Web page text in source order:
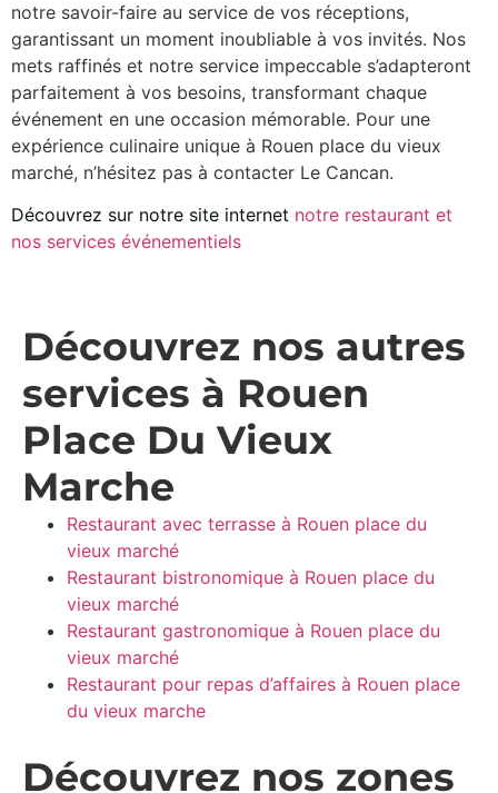
notre savoir-faire au service de vos réceptions,
garantissant un moment inoubliable à vos invités. Nos
mets raffinés et notre service impeccable s’adapteront
parfaitement à vos besoins, transformant chaque
événement en une occasion mémorable. Pour une
expérience culinaire unique à Rouen place du vieux
marché, n’hésitez pas à contacter Le Cancan.
Découvrez sur notre site internet notre restaurant et
nos services événementiels
Découvrez nos autres
services à Rouen
Place Du Vieux
Marche
Restaurant avec terrasse à Rouen place du
vieux marché
Restaurant bistronomique à Rouen place du
vieux marché
Restaurant gastronomique à Rouen place du
vieux marché
Restaurant pour repas d’affaires à Rouen place
du vieux marche
Découvrez nos zones